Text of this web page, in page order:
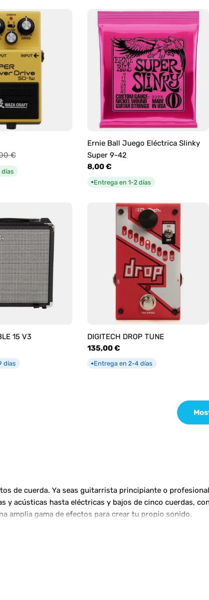
€
días
Ernie Ball Juego Eléctrica Slinky
Super 9-42
Precio
habitual
8,00 €
●Entrega en 1-2 días
15 V3
días
DIGITECH DROP TUNE
Precio
habitual
135,00 €
●Entrega en 2-4 días
de cuerda. Ya seas guitarrista principiante o
y acústicas hasta eléctricas y bajos de cinco cuerdas,
amplia gama de efectos para crear tu propio sonido.